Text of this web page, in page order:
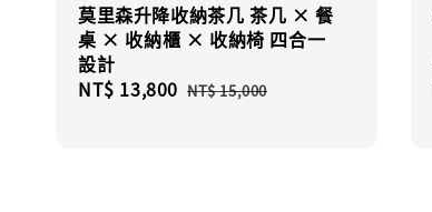
莫里森升降收納茶几 茶几 × 餐
桌 × 收納櫃 × 收納椅 四合一
設計
Sale
NT$ 13,800 Regular
NT$ 15,000